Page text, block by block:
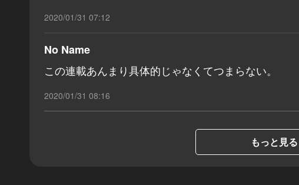
2020/01/31 07:12
No Name
この連載あんまり具体的じゃなくてつまらない。
2020/01/31 08:16
もっと見る